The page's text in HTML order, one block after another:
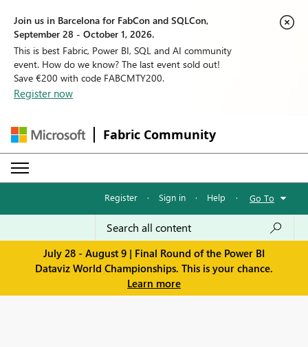
Join us in Barcelona for FabCon and SQLCon,
September 28 - October 1, 2026.
This is best Fabric, Power BI, SQL and AI community
event. How do we know? The last event sold out!
Save €200 with code FABCMTY200.
Register now
Fabric Community
Register · Sign in · Help · Go To
July 28 - August 9 | Final Round of the Power BI
Dataviz World Championships. This is your chance.
Learn more